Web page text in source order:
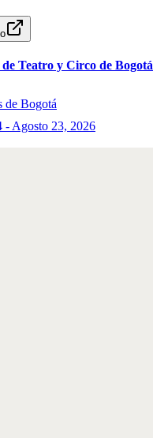
Teatro y Circo de Bogotá
de Bogotá
- Agosto 23, 2026